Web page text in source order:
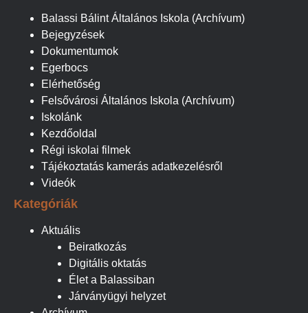
Balassi Bálint Általános Iskola (Archívum)
Bejegyzések
Dokumentumok
Egerbocs
Elérhetőség
Felsővárosi Általános Iskola (Archívum)
Iskolánk
Kezdőoldal
Régi iskolai filmek
Tájékoztatás kamerás adatkezelésről
Videók
Kategóriák
Aktuális
Beiratkozás
Digitális oktatás
Élet a Balassiban
Járványügyi helyzet